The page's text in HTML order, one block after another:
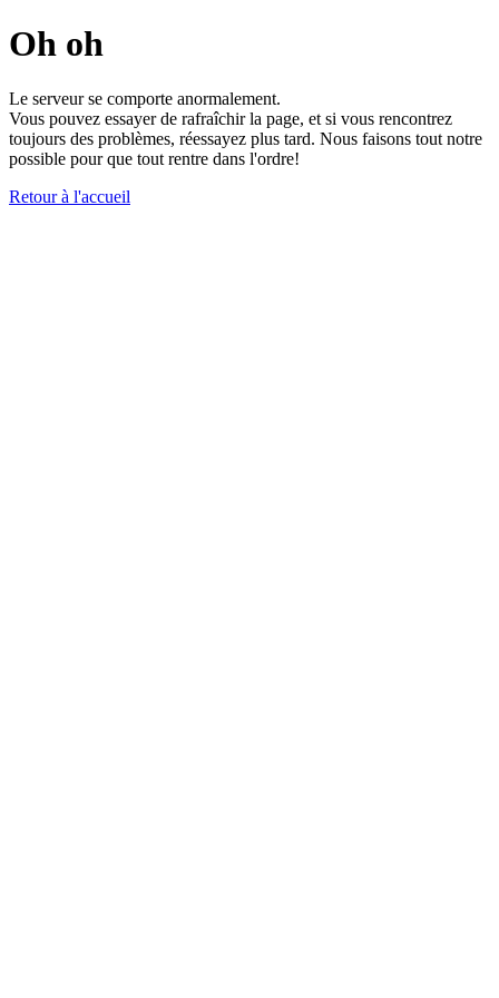
Oh oh
Le serveur se comporte anormalement.
Vous pouvez essayer de rafraîchir la page, et si vous rencontrez
toujours des problèmes, réessayez plus tard. Nous faisons tout notre
possible pour que tout rentre dans l'ordre!
Retour à l'accueil